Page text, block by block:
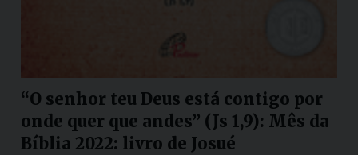
“O senhor teu Deus está contigo por
onde quer que andes” (Js 1,9): Mês da
Bíblia 2022: livro de Josué